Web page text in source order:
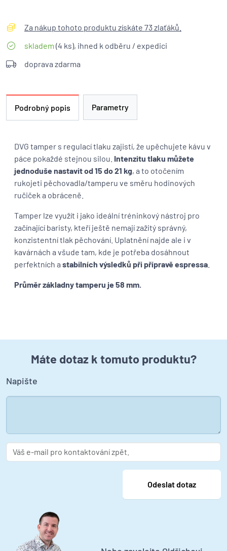
Za nákup tohoto produktu získáte 73 zlaťáků.
skladem (4 ks), ihned k odběru / expedici
doprava zdarma
Podrobný popis Parametry
DVG tamper s regulací tlaku zajistí, že upěchujete kávu v
páce pokaždé stejnou silou. Intenzitu tlaku můžete
jednoduše nastavit od 15 do 21 kg, a to otočením
rukojeti pěchovadla/tamperu ve směru hodinových
ručiček a obráceně.
Tamper lze využít i jako ideální tréninkový nástroj pro
začínající baristy, kteří ještě nemají zažitý správný,
konzistentní tlak pěchování. Uplatnění najde ale i v
kavárnách a všude tam, kde je potřeba dosáhnout
perfektních a stabilních výsledků při přípravě espressa
Průměr základny tamperu je 58 mm.
Máte dotaz k tomuto produktu?
Napište